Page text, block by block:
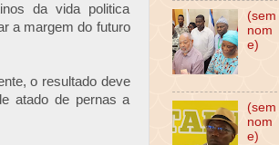
da vida politica
a margem do futuro
o resultado deve
atado de pernas a
(sem
nom
e)
(sem
nom
e)